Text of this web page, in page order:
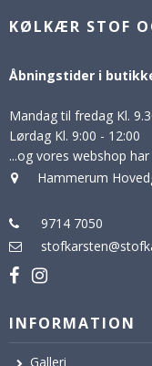
KØLKÆR STOF
Åbningstider i
Mandag til fredag Kl.
Lørdag Kl. 9:00 - 12:00
...og vores webshop
Hammerum
9714 7050
INFORMATION
Galleri